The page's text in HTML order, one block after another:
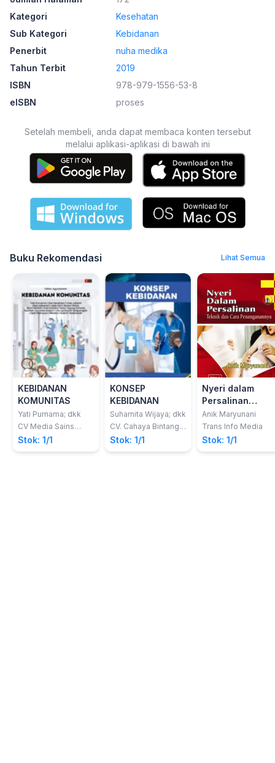
Kategori
Kesehatan
Sub Kategori
Kebidanan
Penerbit
nuha medika
Tahun Terbit
2019
ISBN
978-979-1556-53-8
eISBN
proses
Setelah membeli, anda dapat membaca konten tersebut
melalui aplikasi-aplikasi di bawah ini
Buku Rekomendasi Lihat Semua
KEBIDANAN
KOMUNITAS
Yati Purnama; dkk
CV Media Sains
Indonesia
Stok: 1/1
KONSEP
KEBIDANAN
Suharnita Wijaya; dkk
CV. Cahaya Bintang
Cemerlang
Stok: 1/1
Nyeri dalam
Persalinan
(Teknik dan
Anik Maryunani
Trans Info Media
Stok: 1/1